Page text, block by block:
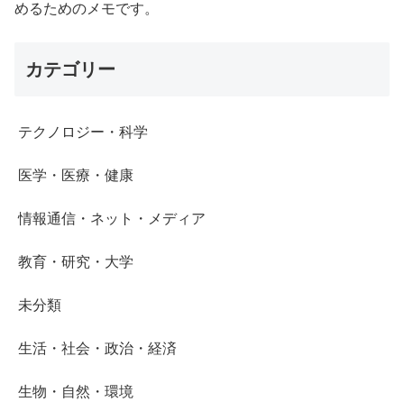
めるためのメモです。
カテゴリー
テクノロジー・科学
医学・医療・健康
情報通信・ネット・メディア
教育・研究・大学
未分類
生活・社会・政治・経済
生物・自然・環境